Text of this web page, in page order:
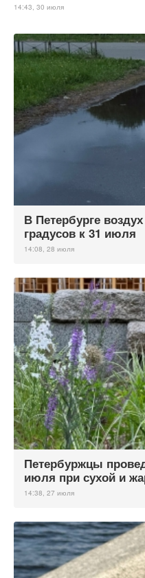
14:43, 30 июля
В Петербурге
градусов к 31 июля
14:08, 28 июля
Петербуржцы
июля при сухой и
14:38, 27 июля